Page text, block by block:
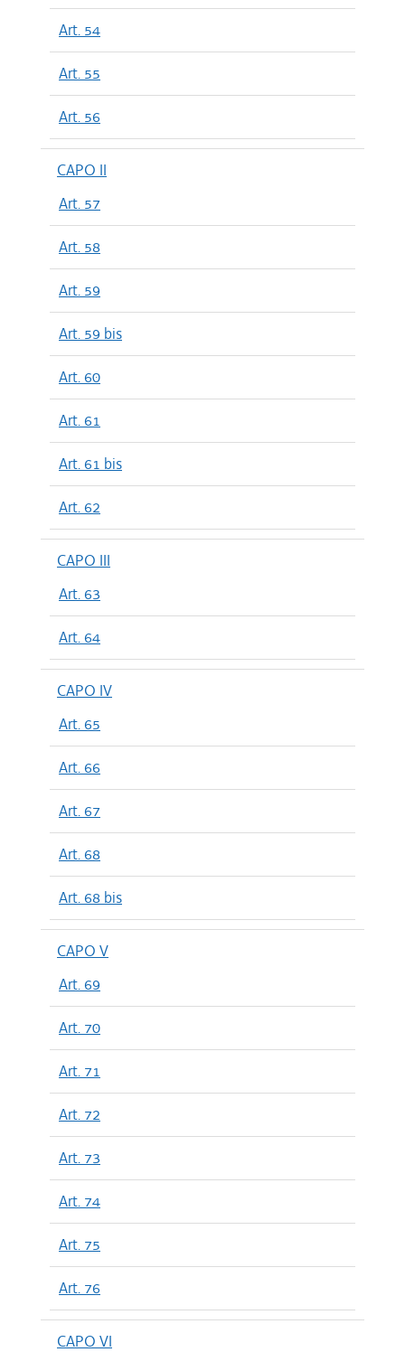
Art. 54
Art. 55
Art. 56
CAPO II
Art. 57
Art. 58
Art. 59
Art. 59 bis
Art. 60
Art. 61
Art. 61 bis
Art. 62
CAPO III
Art. 63
Art. 64
CAPO IV
Art. 65
Art. 66
Art. 67
Art. 68
Art. 68 bis
CAPO V
Art. 69
Art. 70
Art. 71
Art. 72
Art. 73
Art. 74
Art. 75
Art. 76
CAPO VI